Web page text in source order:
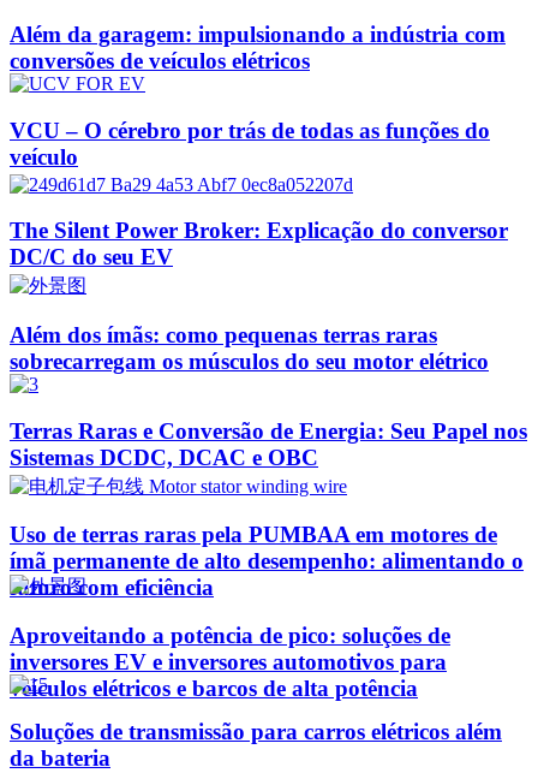
Além da garagem: impulsionando a indústria com
conversões de veículos elétricos
VCU – O cérebro por trás de todas as funções do
veículo
The Silent Power Broker: Explicação do conversor
DC/C do seu EV
Além dos ímãs: como pequenas terras raras
sobrecarregam os músculos do seu motor elétrico
Terras Raras e Conversão de Energia: Seu Papel nos
Sistemas DCDC, DCAC e OBC
Uso de terras raras pela PUMBAA em motores de
ímã permanente de alto desempenho: alimentando o
futuro com eficiência
Aproveitando a potência de pico: soluções de
inversores EV e inversores automotivos para
veículos elétricos e barcos de alta potência
Soluções de transmissão para carros elétricos além
da bateria